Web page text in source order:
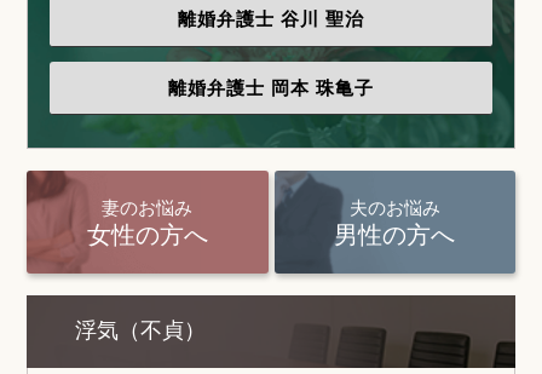
離婚弁護士 谷川 聖治
離婚弁護士 岡本 珠亀子
妻のお悩み
女性の方へ
夫のお悩み
男性の方へ
浮気（不貞）